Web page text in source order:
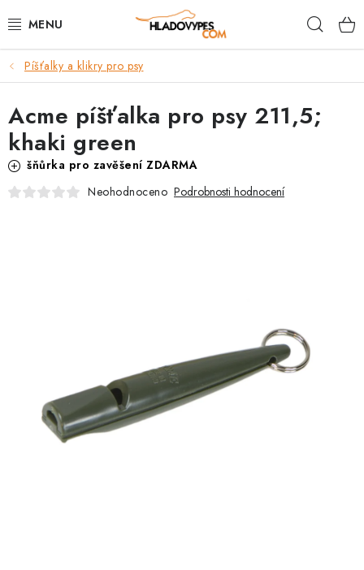
na
POTŘEBY PRO PSY
TAMI PŘEPRAVNÍ BOXY
SPORT SE PSEM
BACK ON TRACK
BLOG
Píšťalky a klikry pro psy
Acme píšťalka pro psy 211,5;
khaki green
šňůrka pro zavěšení ZDARMA
Neohodnoceno Podrobnosti hodnocení